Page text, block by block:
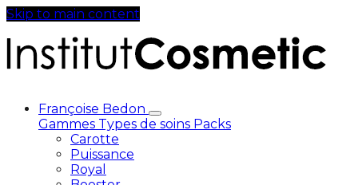
Skip to main content
Françoise Bedon
Gammes Types de soins Packs
Carotte
Puissance
Royal